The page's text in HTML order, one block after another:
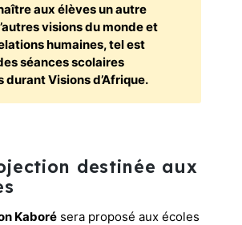
aux élèves un autre
visions du monde et
humaines, tel est
séances scolaires
durant Visions d’Afrique.
destinée aux
Kaboré sera proposé aux écoles